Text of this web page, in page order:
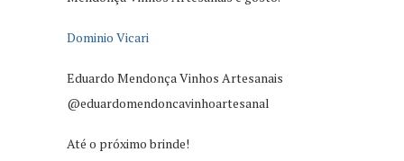
Dominio Vicari
Eduardo Mendonça Vinhos Artesanais
@eduardomendoncavinhoartesanal
Até o próximo brinde!